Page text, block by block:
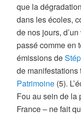
que la
dans les écoles,
de nos jours,
passé comme en
émissions de
de
Patrimoine (5).
Fou au sein de la
France – ne fait